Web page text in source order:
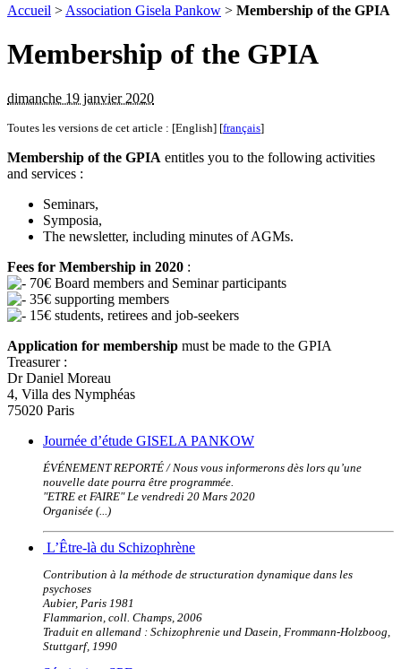
Accueil > Association Gisela Pankow > Membership of the GPIA
Membership of the GPIA
dimanche 19 janvier 2020
Toutes les versions de cet article : [English] [français]
Membership of the GPIA entitles you to the following activities
and services :
Seminars,
Symposia,
The newsletter, including minutes of AGMs.
Fees for Membership in 2020 :
70€ Board members and Seminar participants
35€ supporting members
15€ students, retirees and job-seekers
Application for membership must be made to the GPIA
Treasurer :
Dr Daniel Moreau
4, Villa des Nymphéas
75020 Paris
Journée d’étude GISELA PANKOW
ÉVÉNEMENT REPORTÉ / Nous vous informerons dès lors qu’une
nouvelle date pourra être programmée.
"ETRE et FAIRE" Le vendredi 20 Mars 2020
Organisée (...)
L’Être-là du Schizophrène
Contribution à la méthode de structuration dynamique dans les
psychoses
Aubier, Paris 1981
Flammarion, coll. Champs, 2006
Traduit en allemand : Schizophrenie und Dasein, Frommann-Holzboog,
Stuttgarf, 1990